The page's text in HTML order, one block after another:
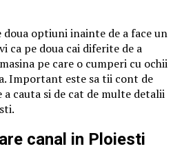
doua optiuni inainte de a face un
ca pe doua cai diferite de a
pe care o cumperi cu ochii
Important este sa tii cont de
cauta si de cat de multe detalii
canal in Ploiesti